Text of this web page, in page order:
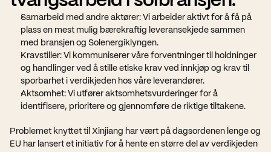
Samarbeid med andre aktører: Vi arbeider aktivt for å få på
plass en mest mulig bærekraftig leveransekjede sammen
med bransjen og Solenergiklyngen.
Kravstiller: Vi kommuniserer våre forventninger til holdninger
og handlinger ved å stille etiske krav ved innkjøp og krav til
sporbarhet i verdikjeden hos våre leverandører.
Aktsomhet: Vi utfører aktsomhetsvurderinger for å
identifisere, prioritere og gjennomføre de riktige tiltakene.
Problemet knyttet til Xinjiang har vært på dagsordenen lenge og
EU har lansert et initiativ for å hente en større del av verdikjeden